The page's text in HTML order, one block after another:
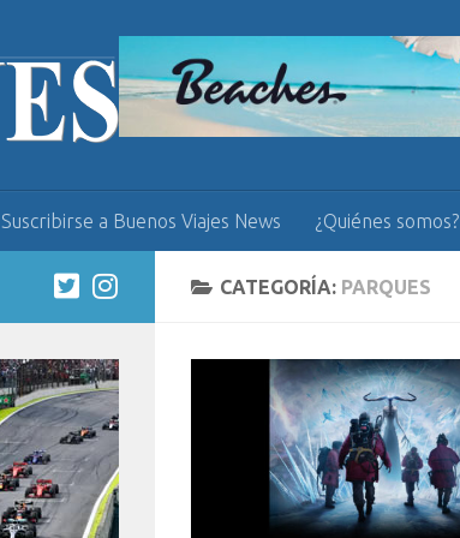
Suscribirse a Buenos Viajes News ¿Quiénes somos?
CATEGORÍA: PARQUES